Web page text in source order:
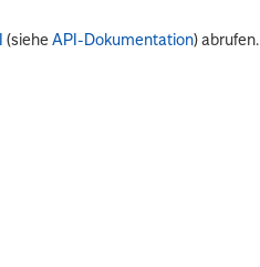
(sieheAPI-Dokumentation) abrufen.